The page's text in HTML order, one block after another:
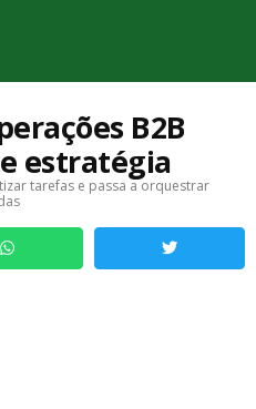
B2B
estratégia
tarefas e passa a orquestrar